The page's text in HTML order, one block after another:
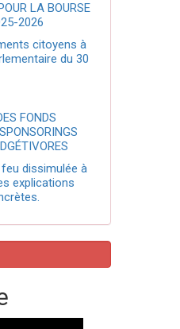
LA BOURSE
2026
citoyens à
du 30
FONDS
feu dissimulée à
explications